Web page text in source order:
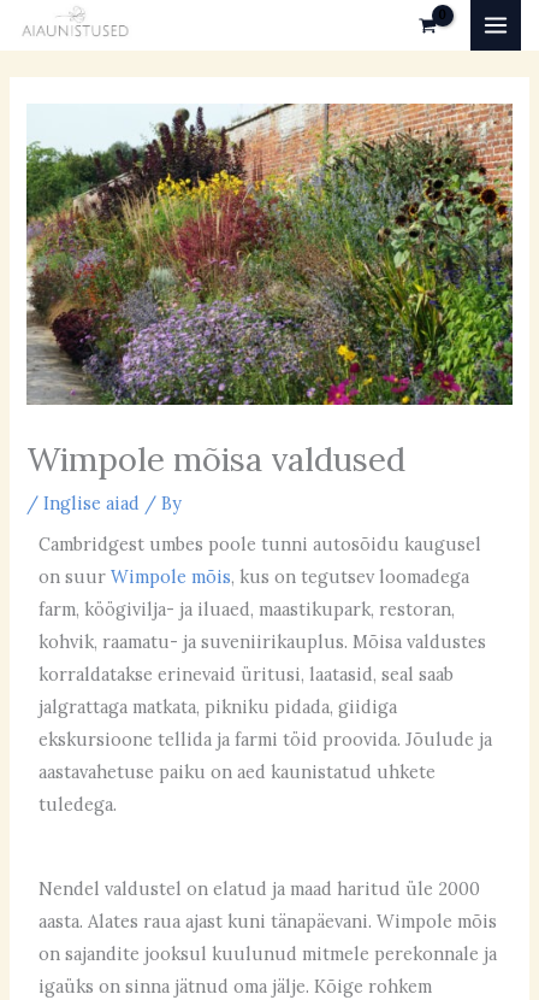
to
content
Wimpole mõisa valdused
/Inglise aiad / By
Cambridgest umbes poole tunni autosõidu kaugusel
on suurWimpole mõis, kus on tegutsev loomadega
farm, köögivilja- ja iluaed, maastikupark, restoran,
kohvik, raamatu- ja suveniirikauplus. Mõisa valdustes
korraldatakse erinevaid üritusi, laatasid, seal saab
jalgrattaga matkata, pikniku pidada, giidiga
ekskursioone tellida ja farmi töid proovida. Jõulude ja
aastavahetuse paiku on aed kaunistatud uhkete
tuledega.
Nendel valdustel on elatud ja maad haritud üle 2000
aasta. Alates raua ajast kuni tänapäevani. Wimpole mõis
on sajandite jooksul kuulunud mitmele perekonnale ja
igaüks on sinna jätnud oma jälje. Kõige rohkem